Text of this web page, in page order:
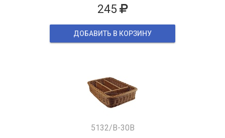
245
ДОБАВИТЬ В КОРЗИНУ
5132/B-30B